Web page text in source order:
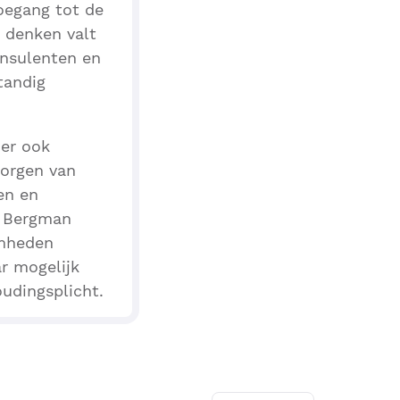
tot de
denken valt
en
ook
van
en
mogelijk